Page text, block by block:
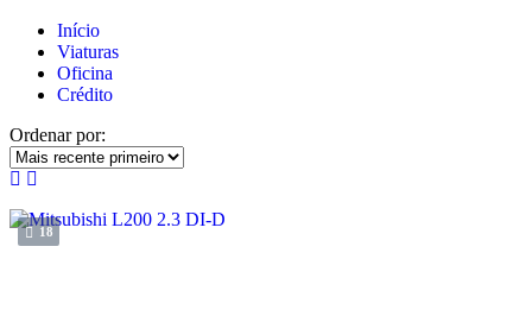
Início
Viaturas
Oficina
Crédito
Ordenar por:
18